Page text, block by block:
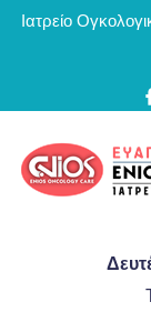
περιεχόμενο
SkipΙατρείο